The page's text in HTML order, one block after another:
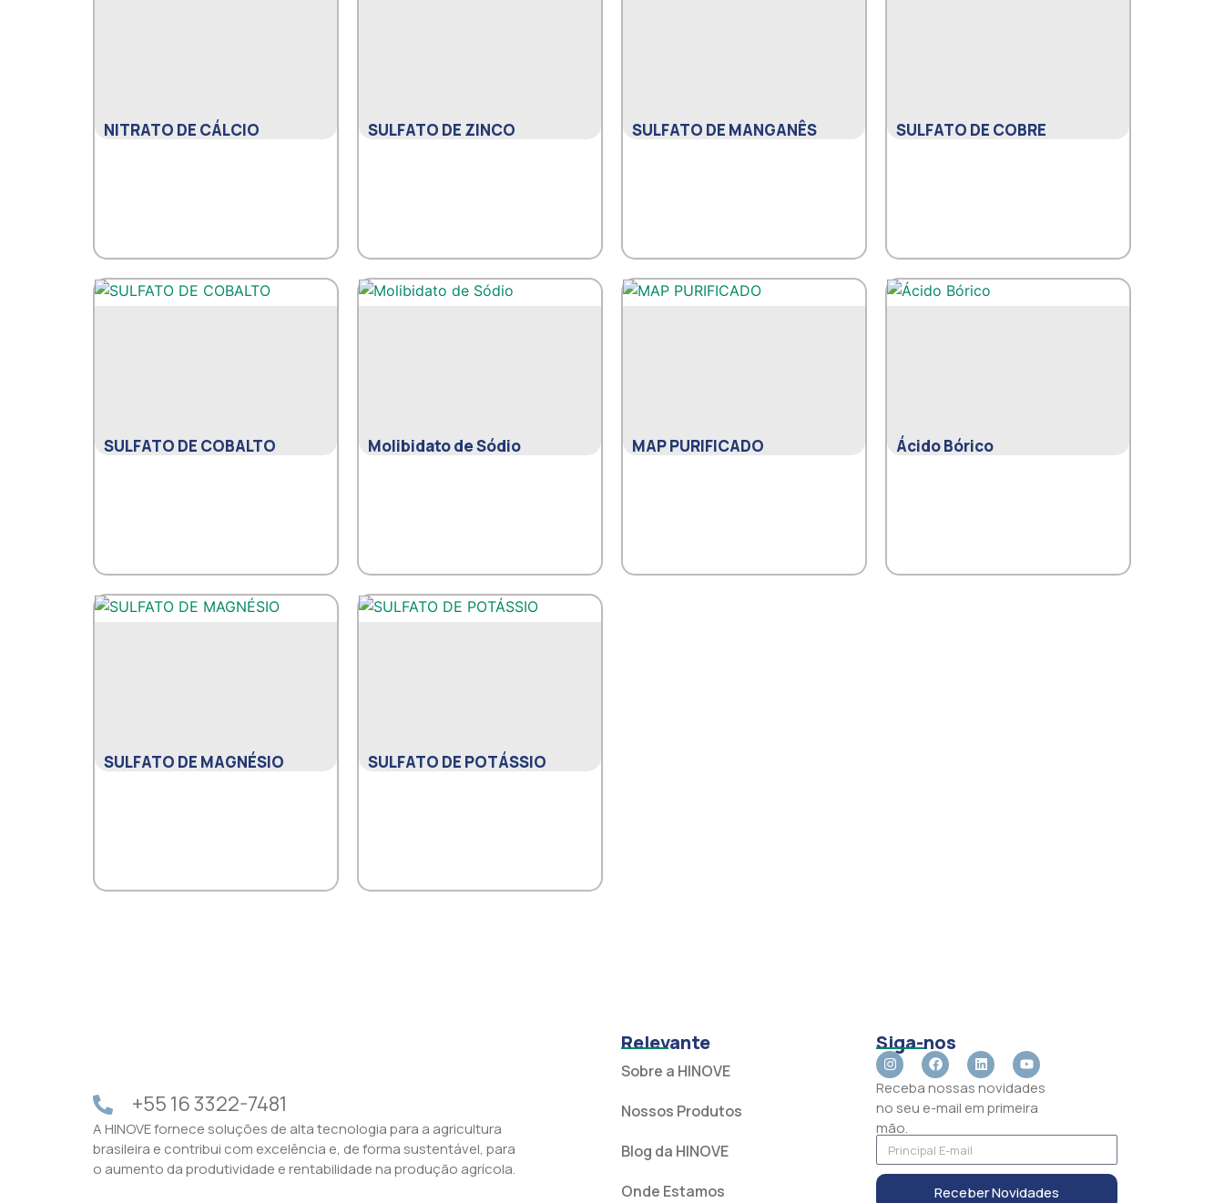
NITRATO DE CÁLCIO SULFATO DE ZINCO SULFATO DE MANGANÊS SULFATO DE COBRE
SULFATO DE COBALTO Molibidato de Sódio MAP PURIFICADO Ácido Bórico
SULFATO DE MAGNÉSIO SULFATO DE POTÁSSIO
+55 16 3322-7481
A HINOVE fornece soluções de alta tecnologia para a agricultura
brasileira e contribui com excelência e, de forma sustentável, para
o aumento da produtividade e rentabilidade na produção agrícola.
Relevante
Sobre a HINOVE
Nossos Produtos
Blog da HINOVE
Onde Estamos
Siga-nos
Receba nossas novidades
no seu e-mail em primeira
mão.
Receber Novidades